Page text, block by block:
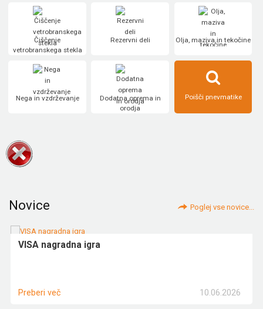
Čiščenje
vetrobranskega stekla
Rezervni deli Olja, maziva in tekočine
Nega in vzdrževanje
Dodatna oprema in
orodja
Poišči pnevmatike
Novice Poglej vse novice...
VISA nagradna igra
10.06.2026
Preberi več